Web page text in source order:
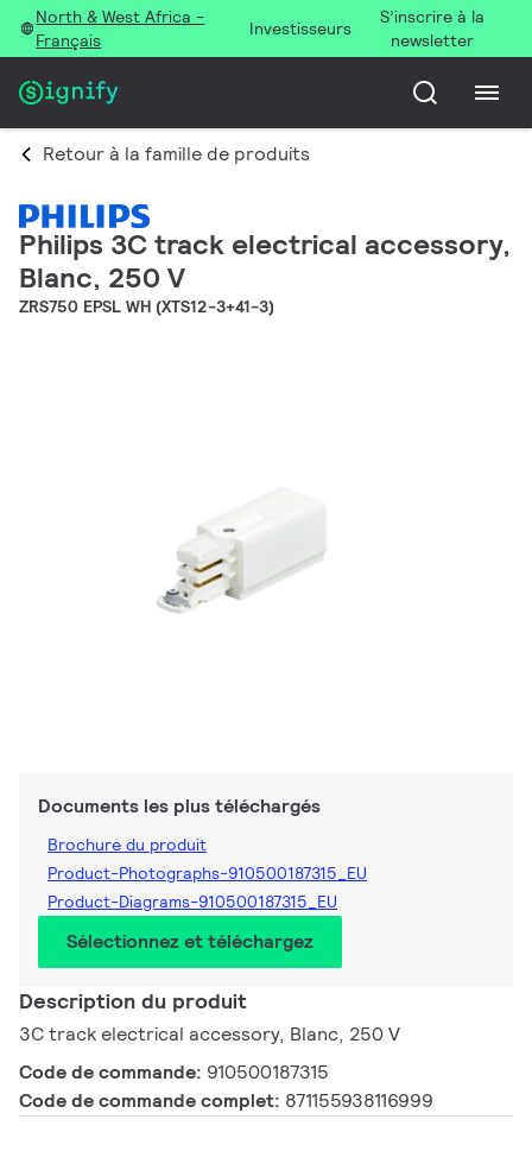
North & West Africa -
Français
Investisseurs
S’inscrire à la
newsletter
Retour à la famille de produits
Philips 3C track electrical accessory,
Blanc, 250 V
ZRS750 EPSL WH (XTS12-3+41-3)
Documents les plus téléchargés
Brochure du produit
Product-Photographs-910500187315_EU
Product-Diagrams-910500187315_EU
Sélectionnez et téléchargez
Description du produit
3C track electrical accessory, Blanc, 250 V
Code de commande: 910500187315
Code de commande complet: 871155938116999